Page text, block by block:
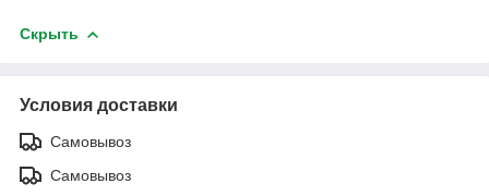
Скрыть
Условия доставки
Самовывоз
Самовывоз